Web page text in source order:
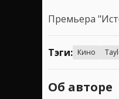
Премьера
Тэги: Кино
Об авторе